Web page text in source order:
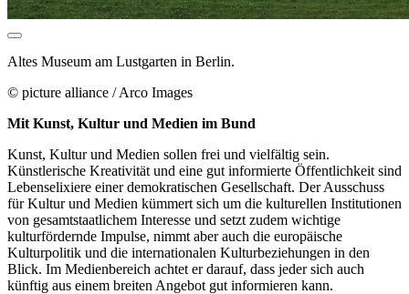
Altes Museum am Lustgarten in Berlin.
© picture alliance / Arco Images
Mit Kunst, Kultur und Medien im Bund
Kunst, Kultur und Medien sollen frei und vielfältig sein.
Künstlerische Kreativität und eine gut informierte Öffentlichkeit sind
Lebenselixiere einer demokratischen Gesellschaft. Der Ausschuss
für Kultur und Medien kümmert sich um die kulturellen Institutionen
von gesamtstaatlichem Interesse und setzt zudem wichtige
kulturfördernde Impulse, nimmt aber auch die europäische
Kulturpolitik und die internationalen Kulturbeziehungen in den
Blick. Im Medienbereich achtet er darauf, dass jeder sich auch
künftig aus einem breiten Angebot gut informieren kann.